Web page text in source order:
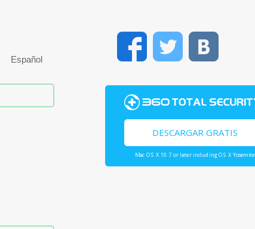
FacebookTwitter
DESCARGAR GRATIS
Mac OS X 10.7 or later including OS X Yosemite